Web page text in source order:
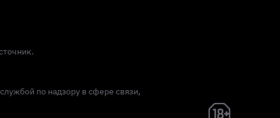
по надзору в сфере связи,